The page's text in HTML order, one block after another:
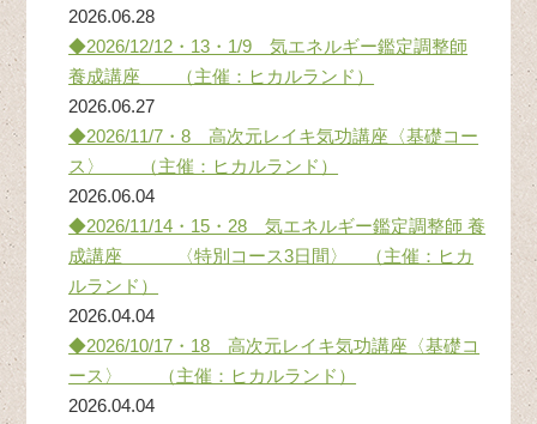
2026.06.28
◆2026/12/12・13・1/9 気エネルギー鑑定調整師
養成講座 （主催：ヒカルランド）
2026.06.27
◆2026/11/7・8 高次元レイキ気功講座〈基礎コー
ス〉 （主催：ヒカルランド）
2026.06.04
◆2026/11/14・15・28 気エネルギー鑑定調整師 養
成講座 〈特別コース3日間〉 （主催：ヒカ
ルランド）
2026.04.04
◆2026/10/17・18 高次元レイキ気功講座〈基礎コ
ース〉 （主催：ヒカルランド）
2026.04.04